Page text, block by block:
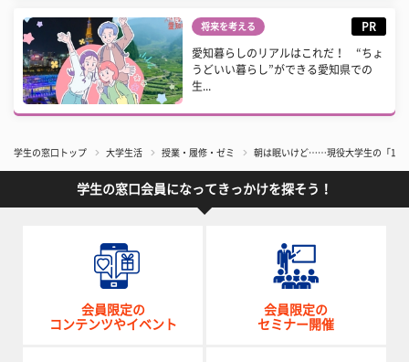
将来を考える PR
愛知暮らしのリアルはこれだ！ “ちょ
うどいい暮らし”ができる愛知県での
生...
学生の窓口トップ 大学生活 授業・履修・ゼミ 朝は眠いけど……現役大学生の「1限
学生の窓口会員になってきっかけを探そう！
会員限定の
コンテンツやイベント
会員限定の
セミナー開催